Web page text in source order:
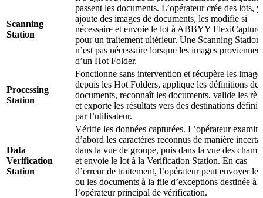
Scanning
Station
passent les documents. L’opérateur crée des lots, y
ajoute des images de documents, les modifie si
nécessaire et envoie le lot à ABBYY FlexiCapture
pour un traitement ultérieur. Une Scanning Station
n’est pas nécessaire lorsque les images proviennent
d’un Hot Folder.
Processing
Station
Fonctionne sans intervention et récupère les
depuis les Hot Folders, applique les définitions de
documents, reconnaît les documents, valide les
et exporte les résultats vers des destinations
par l’utilisateur.
Data
Verification
Station
Vérifie les données capturées. L’opérateur
d’abord les caractères reconnus de manière
dans la vue de groupe, puis dans la vue des
et envoie le lot à la Verification Station. En cas
d’erreur de traitement, l’opérateur peut envoyer le
ou les documents à la file d’exceptions destinée à
l’opérateur principal de vérification.